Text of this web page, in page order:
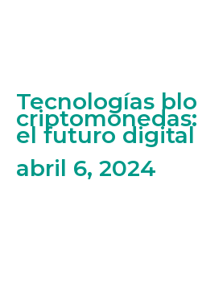
Tecnologías
el futuro digital
abril 6, 2024